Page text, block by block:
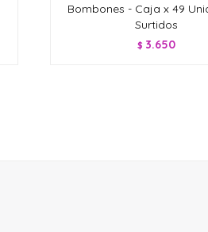
Bombones - Caja x 49
Surtidos
$ 3.650